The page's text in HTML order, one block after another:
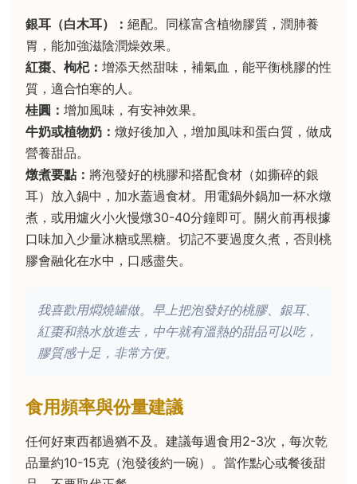
銀耳（白木耳）： 絕配。同樣富含植物膠質，潤肺養
胃，能加強滋陰潤燥效果。
紅棗、枸杞： 增添天然甜味，補氣血，能平衡桃膠的性
質，適合怕寒的人。
桂圓： 增加風味，有安神效果。
牛奶或植物奶： 燉好後加入，增加風味和蛋白質，做成
營養甜品。
燉煮要點： 將泡發好的桃膠和搭配食材（如撕碎的銀
耳）放入鍋中，加水蓋過食材。用電鍋外鍋加一杯水燉
煮，或用爐火小火慢燉30-40分鐘即可。關火前再根據
口味加入少量冰糖或黑糖。切記不要過度久煮，否則桃
膠會融化在水中，口感盡失。
我喜歡用燜燒罐做。早上把泡發好的桃膠、銀耳、
紅棗和熱水放進去，中午就有溫熱的甜品可以吃，
膠質感十足，非常方便。
食用頻率與份量建議
任何好東西都過猶不及。建議每週食用2-3次，每次乾
品量約10-15克（泡發後約一碗）。當作點心或餐後甜